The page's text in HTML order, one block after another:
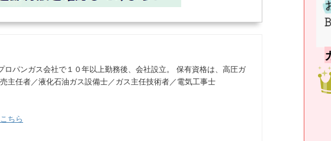
パンガス会社で１０年以上勤務後、会社設立。 保有資格は、高圧ガ
主任者／液化石油ガス設備士／ガス主任技術者／電気工事士
ちら